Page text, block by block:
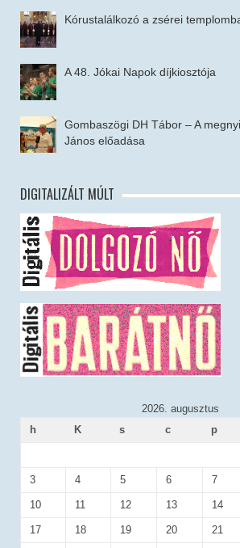
Kórustalálkozó a zsérei
A 48. Jókai Napok díjkiosztója
Gombaszögi DH Tábor – A
János előadása
DIGITALIZÁLT MÚLT
2026. augusztus
h
K s c p
3 4 5 6 7
10 11 12 13 14
17 18 19 20 21